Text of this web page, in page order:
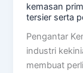
kemasan
tersier serta
Pengantar
industri
membuat